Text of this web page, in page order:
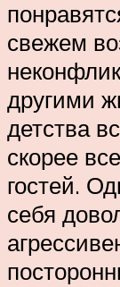
свежем
другими
детства
скорее
гостей.
себя